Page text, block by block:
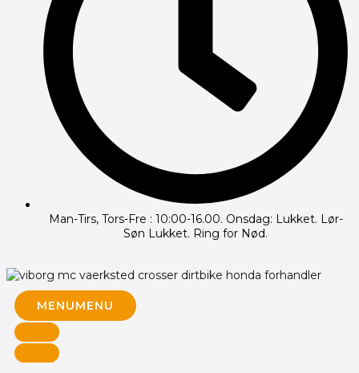
Man-Tirs, Tors-Fre : 10:00-16.00. Onsdag: Lukket. Lør-
Søn Lukket. Ring for Nød.
MENUMENU